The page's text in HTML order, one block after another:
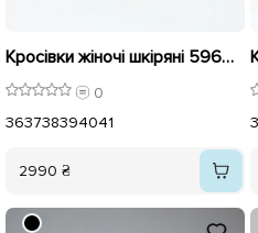
Кросівки жіночі шкіряні 596014 Коричневі
0
363738394041
2990 ₴